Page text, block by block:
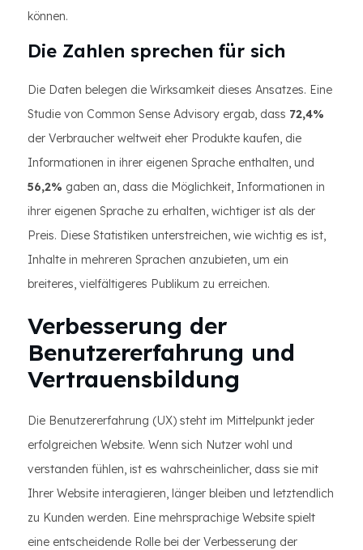
können.
Die Zahlen sprechen für sich
Die Daten belegen die Wirksamkeit dieses Ansatzes. Eine
Studie von Common Sense Advisory ergab, dass 72,4%
der Verbraucher weltweit eher Produkte kaufen, die
Informationen in ihrer eigenen Sprache enthalten, und
56,2% gaben an, dass die Möglichkeit, Informationen in
ihrer eigenen Sprache zu erhalten, wichtiger ist als der
Preis. Diese Statistiken unterstreichen, wie wichtig es ist,
Inhalte in mehreren Sprachen anzubieten, um ein
breiteres, vielfältigeres Publikum zu erreichen.
Verbesserung der
Benutzererfahrung und
Vertrauensbildung
Die Benutzererfahrung (UX) steht im Mittelpunkt jeder
erfolgreichen Website. Wenn sich Nutzer wohl und
verstanden fühlen, ist es wahrscheinlicher, dass sie mit
Ihrer Website interagieren, länger bleiben und letztendlich
zu Kunden werden. Eine mehrsprachige Website spielt
eine entscheidende Rolle bei der Verbesserung der